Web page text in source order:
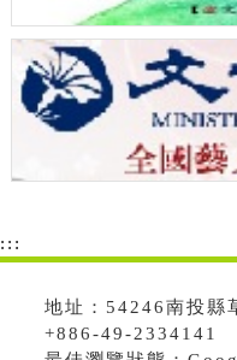
:::
地址：54246南投縣
+886-49-2334141